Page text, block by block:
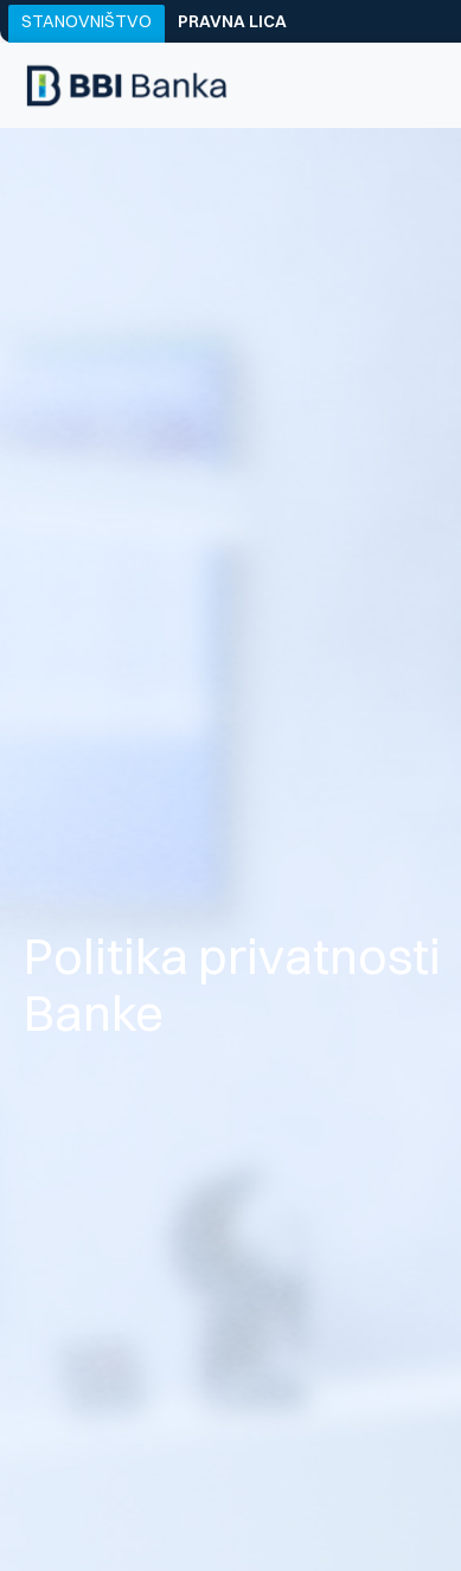
STANOVNIŠTVO PRAVNA LICA
Politika privatnosti
Banke